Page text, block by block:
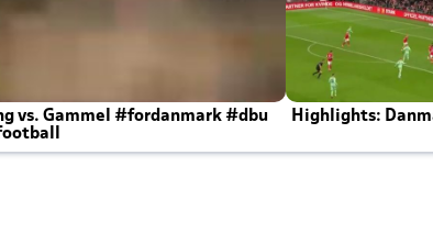
vs. Gammel #fordanmark #dbu
Highlights: